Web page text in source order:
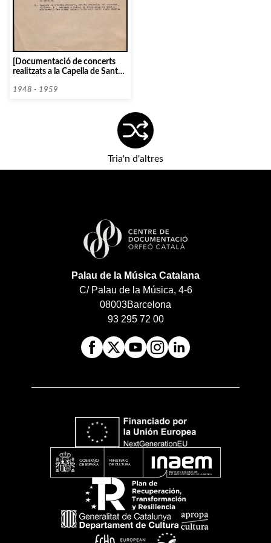
[Documentació de concerts
realitzats a la Capella de Sant
1948 - 1959
Tria'n d'altres
Palau de la Música Catalana
C/ Palau de la Música, 4-6
08003Barcelona
93 295 72 00